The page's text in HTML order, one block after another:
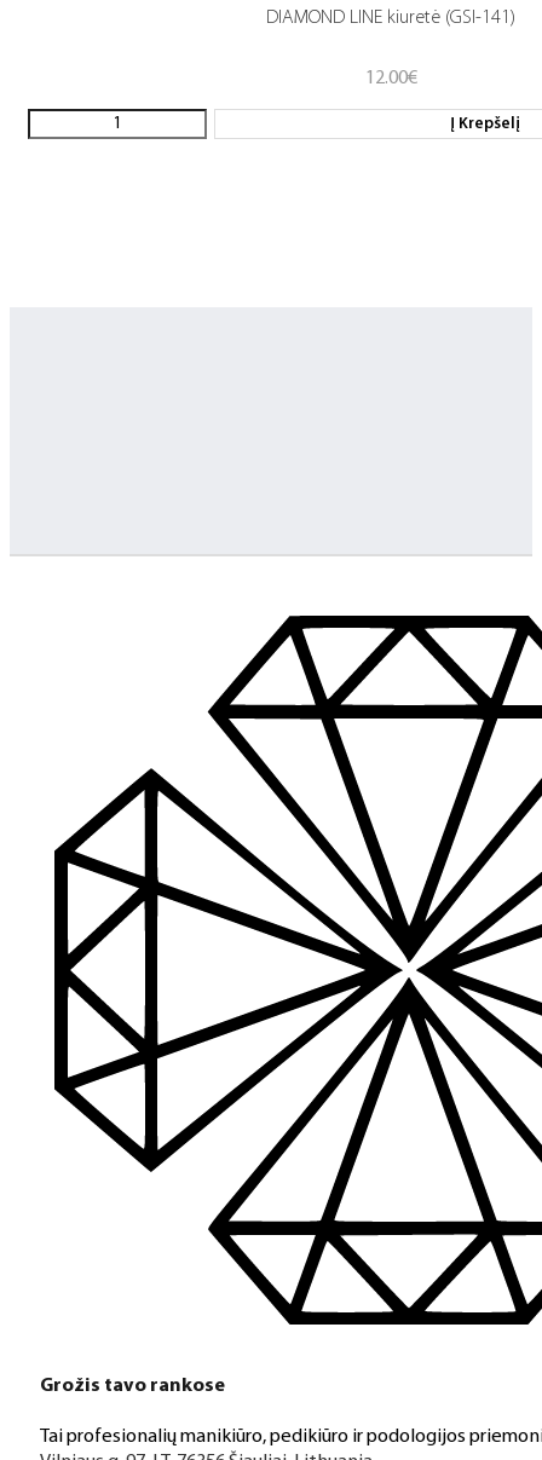
DIAMOND LINE kiuretė (GSI-141)
12.00€
Į Krepšelį
Grožis tavo rankose
Tai profesionalių manikiūro, pedikiūro ir podologijos